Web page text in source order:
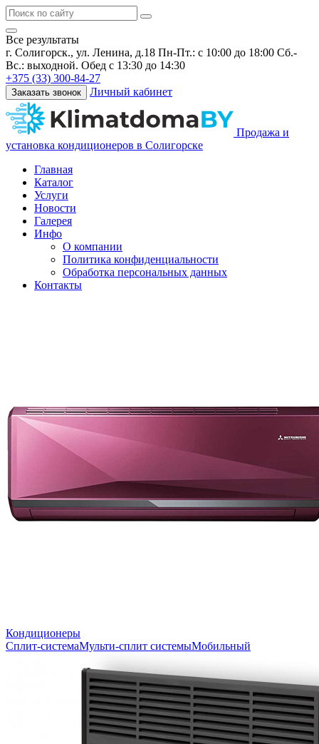
Все результаты
г. Солигорск., ул. Ленина, д.18 Пн-Пт.: с 10:00 до 18:00 Сб.-
Вс.: выходной. Обед с 13:30 до 14:30
+375 (33) 300-84-27
Заказать звонок Личный кабинет
Продажа и
установка кондиционеров в Солигорске
Главная
Каталог
Услуги
Новости
Галерея
Инфо
О компании
Политика конфиденциальности
Обработка персональных данных
Контакты
Кондиционеры
Сплит-системаМульти-сплит системыМобильный